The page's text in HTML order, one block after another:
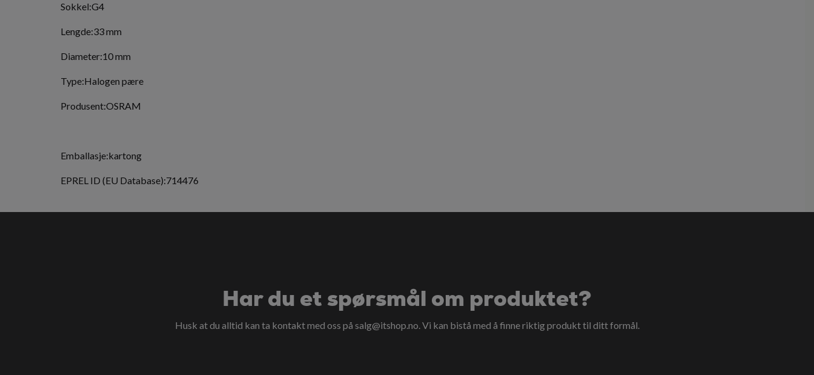
Sokkel:G4
Lengde:33 mm
Diameter:10 mm
Type:Halogen pære
Produsent:OSRAM
Emballasje:kartong
EPREL ID (EU Database):714476
Har du et spørsmål om produktet?
Husk at du alltid kan ta kontakt med oss på salg@itshop.no. Vi kan bistå med å finne riktig produkt til ditt formål.